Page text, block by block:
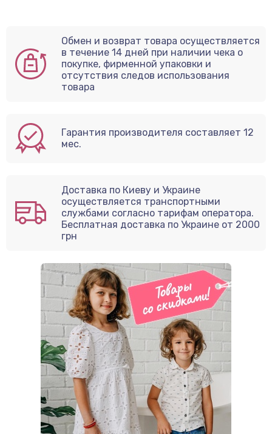
Обмен и возврат товара осуществляется
в течение 14 дней при наличии чека о
покупке, фирменной упаковки и
отсутствия следов использования
товара
Гарантия производителя составляет 12
мес.
Доставка по Киеву и Украине
осуществляется транспортными
службами согласно тарифам оператора.
Бесплатная доставка по Украине от 2000
грн